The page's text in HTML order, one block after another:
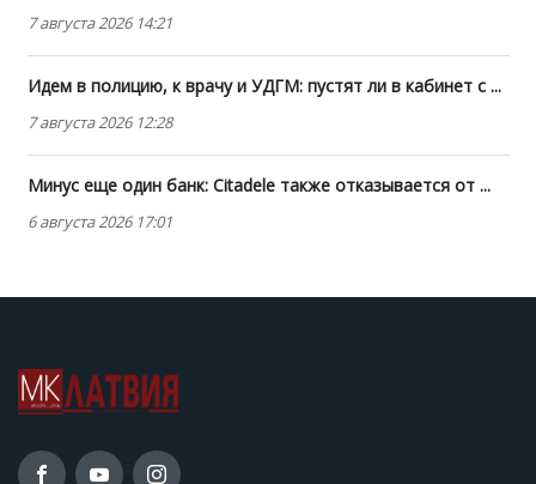
7 августа 2026 14:21
Идем в полицию, к врачу и УДГМ: пустят ли в кабинет с ...
7 августа 2026 12:28
Минус еще один банк: Citadele также отказывается от ...
6 августа 2026 17:01